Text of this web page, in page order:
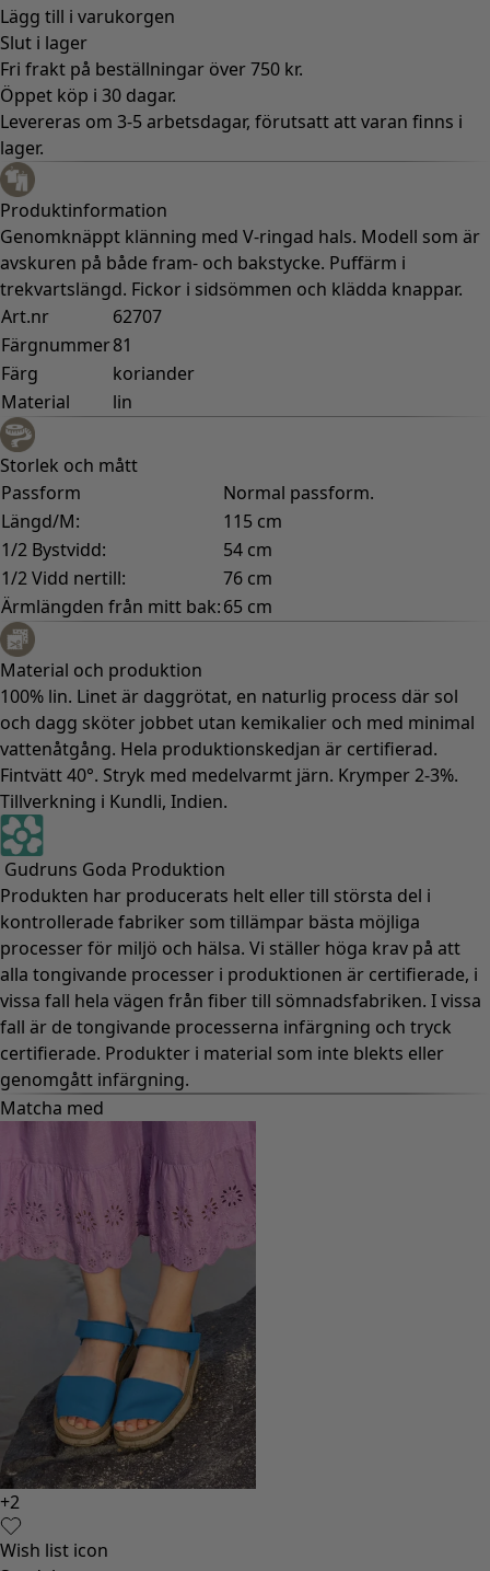
Lägg till i varukorgen
Slut i lager
Fri frakt på beställningar över 750 kr.
Öppet köp i 30 dagar.
Levereras om 3-5 arbetsdagar, förutsatt att varan finns i
lager.
Produktinformation
Genomknäppt klänning med V-ringad hals. Modell som är
avskuren på både fram- och bakstycke. Puffärm i
trekvartslängd. Fickor i sidsömmen och klädda knappar.
Art.nr
62707
Färgnummer81
Färg
koriander
Material
lin
Storlek och mått
Passform
Normal passform.
Längd/M:
115 cm
1/2 Bystvidd:
54 cm
1/2 Vidd nertill:
76 cm
Ärmlängden från mitt bak:65 cm
Material och produktion
100% lin. Linet är daggrötat, en naturlig process där sol
och dagg sköter jobbet utan kemikalier och med minimal
vattenåtgång. Hela produktionskedjan är certifierad.
Fintvätt 40°. Stryk med medelvarmt järn. Krymper 2-3%.
Tillverkning i Kundli, Indien.
Gudruns Goda Produktion
Produkten har producerats helt eller till största del i
kontrollerade fabriker som tillämpar bästa möjliga
processer för miljö och hälsa. Vi ställer höga krav på att
alla tongivande processer i produktionen är certifierade, i
vissa fall hela vägen från fiber till sömnadsfabriken. I vissa
fall är de tongivande processerna infärgning och tryck
certifierade. Produkter i material som inte blekts eller
genomgått infärgning.
Matcha med
+2
Wish list icon